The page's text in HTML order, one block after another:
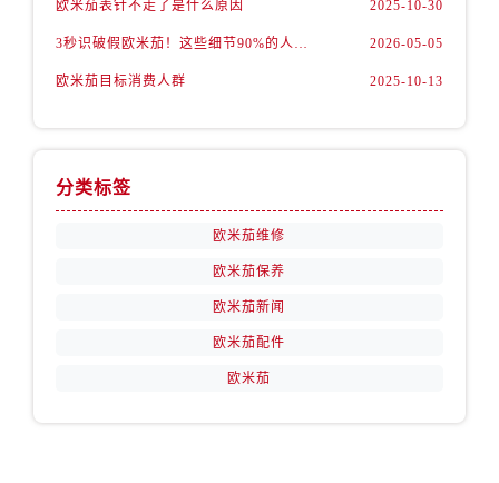
江苏省连云港市海州区通灌北路售后服务中心（需提前预约）
欧米茄表针不走了是什么原因 2025-10-30
3秒识破假欧米茄！这些细节90%的人都忽略了 2026-05-05
欧米茄目标消费人群 2025-10-13
分类标签
欧米茄维修
欧米茄保养
欧米茄新闻
欧米茄配件
欧米茄